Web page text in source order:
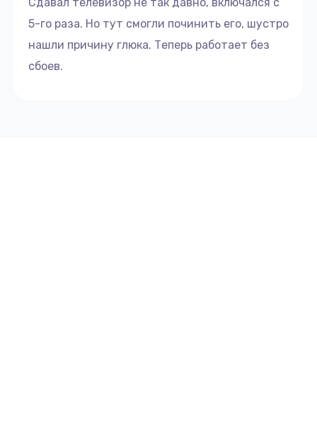
5-го раза. Но тут смогли починить его, шустро
нашли причину глюка. Теперь работает без
сбоев.